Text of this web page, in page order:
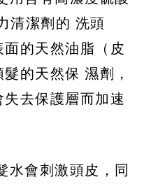
清潔劑的 洗頭
的天然油脂（皮
的天然保 濕劑，
去保護層而加速
水會刺激頭皮，同